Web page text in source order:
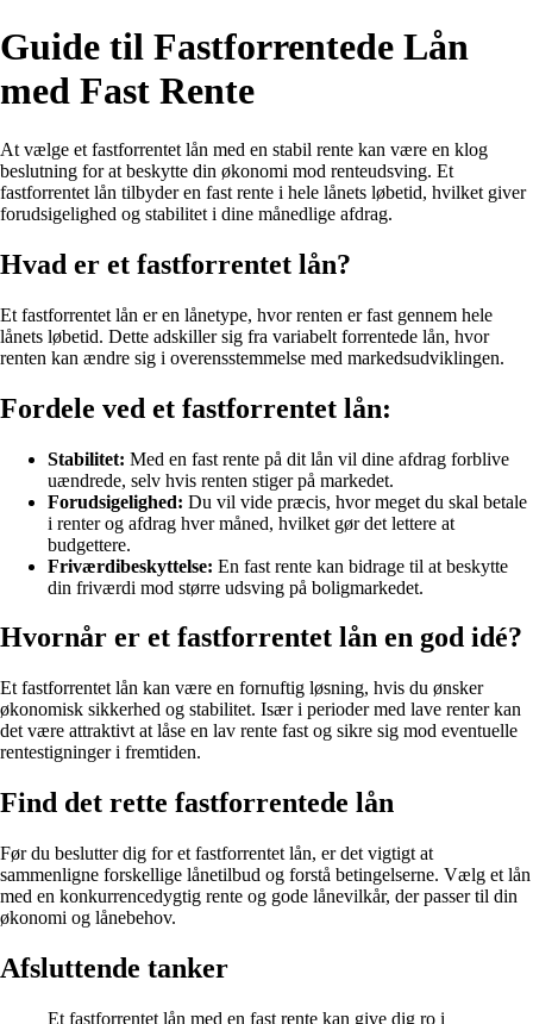
Guide til Fastforrentede Lån
med Fast Rente
At vælge et fastforrentet lån med en stabil rente kan være en klog
beslutning for at beskytte din økonomi mod renteudsving. Et
fastforrentet lån tilbyder en fast rente i hele lånets løbetid, hvilket giver
forudsigelighed og stabilitet i dine månedlige afdrag.
Hvad er et fastforrentet lån?
Et fastforrentet lån er en lånetype, hvor renten er fast gennem hele
lånets løbetid. Dette adskiller sig fra variabelt forrentede lån, hvor
renten kan ændre sig i overensstemmelse med markedsudviklingen.
Fordele ved et fastforrentet lån:
Stabilitet: Med en fast rente på dit lån vil dine afdrag forblive
uændrede, selv hvis renten stiger på markedet.
Forudsigelighed: Du vil vide præcis, hvor meget du skal betale
i renter og afdrag hver måned, hvilket gør det lettere at
budgettere.
Friværdibeskyttelse: En fast rente kan bidrage til at beskytte
din friværdi mod større udsving på boligmarkedet.
Hvornår er et fastforrentet lån en god idé?
Et fastforrentet lån kan være en fornuftig løsning, hvis du ønsker
økonomisk sikkerhed og stabilitet. Især i perioder med lave renter kan
det være attraktivt at låse en lav rente fast og sikre sig mod eventuelle
rentestigninger i fremtiden.
Find det rette fastforrentede lån
Før du beslutter dig for et fastforrentet lån, er det vigtigt at
sammenligne forskellige lånetilbud og forstå betingelserne. Vælg et lån
med en konkurrencedygtig rente og gode lånevilkår, der passer til din
økonomi og lånebehov.
Afsluttende tanker
Et fastforrentet lån med en fast rente kan give dig ro i